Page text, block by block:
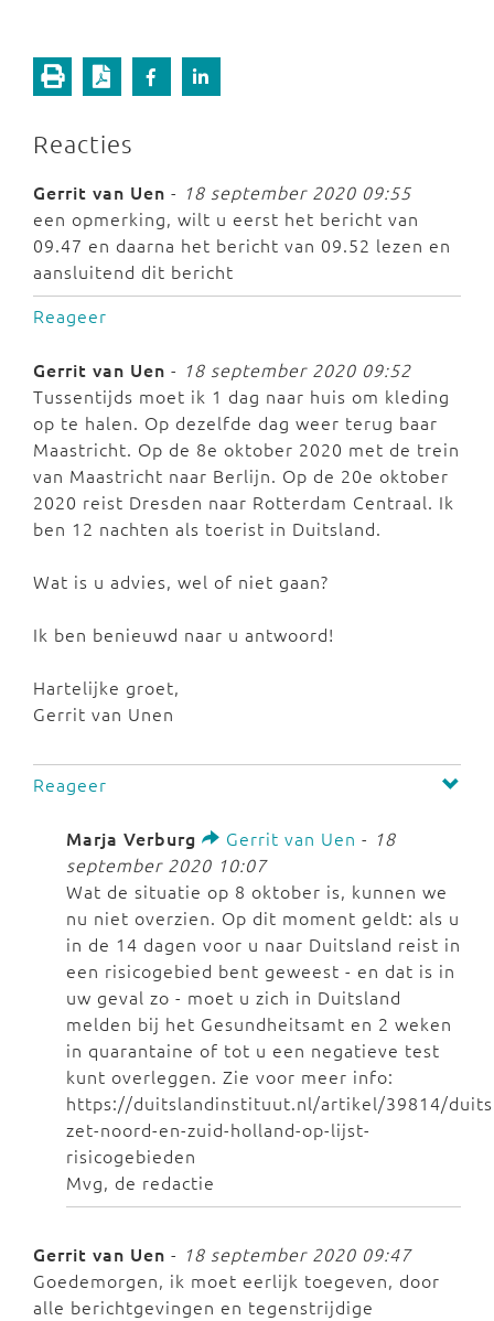
Reacties
Gerrit van Uen - 18 september 2020 09:55
een opmerking, wilt u eerst het bericht van
09.47 en daarna het bericht van 09.52 lezen en
aansluitend dit bericht
Reageer
Gerrit van Uen - 18 september 2020 09:52
Tussentijds moet ik 1 dag naar huis om kleding
op te halen. Op dezelfde dag weer terug baar
Maastricht. Op de 8e oktober 2020 met de trein
van Maastricht naar Berlijn. Op de 20e oktober
2020 reist Dresden naar Rotterdam Centraal. Ik
ben 12 nachten als toerist in Duitsland.
Wat is u advies, wel of niet gaan?
Ik ben benieuwd naar u antwoord!
Hartelijke groet,
Gerrit van Unen
Reageer
Marja Verburg Gerrit van Uen - 18
september 2020 10:07
Wat de situatie op 8 oktober is, kunnen we
nu niet overzien. Op dit moment geldt: als u
in de 14 dagen voor u naar Duitsland reist in
een risicogebied bent geweest - en dat is in
uw geval zo - moet u zich in Duitsland
melden bij het Gesundheitsamt en 2 weken
in quarantaine of tot u een negatieve test
kunt overleggen. Zie voor meer info:
https://duitslandinstituut.nl/artikel/39814/
zet-noord-en-zuid-holland-op-lijst-
risicogebieden
Mvg, de redactie
Gerrit van Uen - 18 september 2020 09:47
Goedemorgen, ik moet eerlijk toegeven, door
alle berichtgevingen en tegenstrijdige